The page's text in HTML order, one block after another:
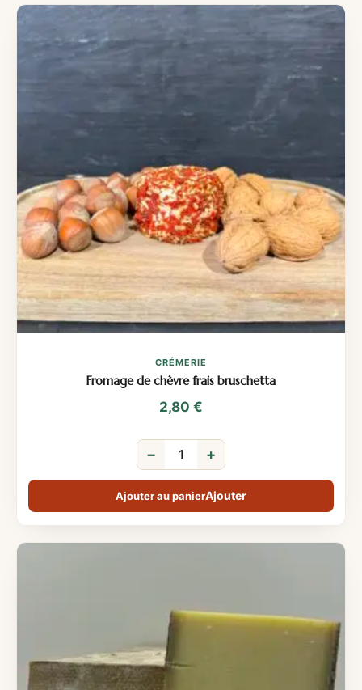
CRÉMERIE
Fromage de chèvre frais bruschetta
2,80 €
− +
Ajouter au panier